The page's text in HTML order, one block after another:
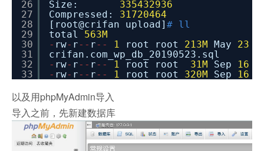
26
27
28
29
30
31
32
33
Size: 335432936
Compressed: 31720464
[root@crifan upload] # ll
total 563M
- rw- r- - r- - 1 root root 213M May 23
crifan.com_wp_db_20190523.sql
- rw- r- - r- - 1 root root 31M Sep 16
- rw- r- - r- - 1 root root 320M Sep 16
以及用phpMyAdmin导入
导入之前，先新建数据库